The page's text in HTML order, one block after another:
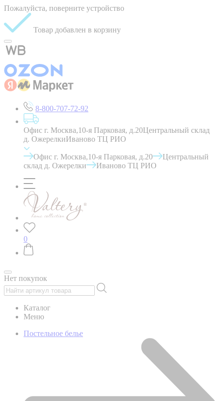
Пожалуйста, поверните устройство
Товар добавлен в корзину
8-800-707-72-92
Офис г. Москва,10-я Парковая, д.20Центральный склад
д. ОжерелкиИваново ТЦ РИО
Офис г. Москва,10-я Парковая, д.20
Центральный
склад д. Ожерелки
Иваново ТЦ РИО
0
Нет покупок
Каталог
Меню
Постельное белье